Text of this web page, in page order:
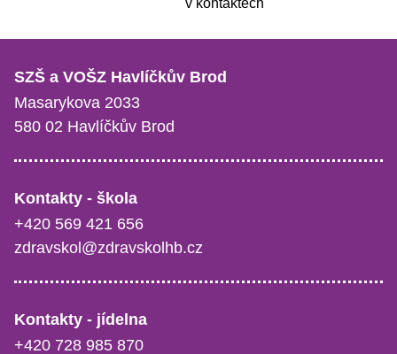
SZŠ a VOŠZ Havlíčkův Brod
Masarykova 2033
580 02 Havlíčkův Brod
Kontakty - škola
+420 569 421 656
zdravskol@zdravskolhb.cz
Kontakty - jídelna
+420 728 985 870